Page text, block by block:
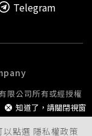
點選 隱私權政策
知道了，請關閉視窗
Telegram
限公司所有或經授權
送或公開傳輸。